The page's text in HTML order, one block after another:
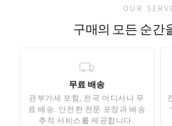
OUR
구매의 모든 순간
무료 배송
관부가세 포함, 전국 어디서나 무
료 배송. 안전한 전문 포장과 배송
추적 서비스를 제공합니다.